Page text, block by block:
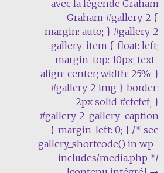
avec la légende Graham
Graham #gallery-2 {
margin: auto; } #gallery-2
.gallery-item { float: left;
margin-top: 10px; text-
align: center; width: 25%; }
#gallery-2 img { border:
2px solid #cfcfcf; }
#gallery-2 .gallery-caption
{ margin-left: 0; } /* see
gallery_shortcode() in wp-
includes/media.php */